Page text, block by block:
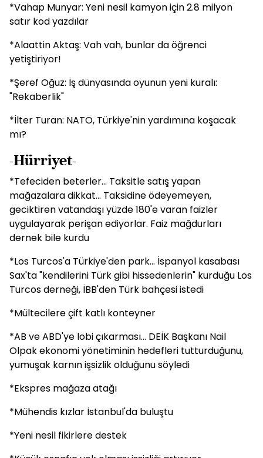
*Vahap Munyar: Yeni nesil kamyon için 2.8 milyon
satır kod yazdılar
*Alaattin Aktaş: Vah vah, bunlar da öğrenci
yetiştiriyor!
*Şeref Oğuz: İş dünyasında oyunun yeni kuralı:
"Rekaberlik"
*İlter Turan: NATO, Türkiye'nin yardımına koşacak
mı?
-Hürriyet-
*Tefeciden beterler... Taksitle satış yapan
mağazalara dikkat... Taksidine ödeyemeyen,
geciktiren vatandaşı yüzde 180'e varan faizler
uygulayarak perişan ediyorlar. Faiz mağdurları
dernek bile kurdu
*Los Turcos'a Türkiye'den park... İspanyol kasabası
Sax'ta "kendilerini Türk gibi hissedenlerin" kurduğu Los
Turcos derneği, İBB'den Türk bahçesi istedi
*Mültecilere çift katlı konteyner
*AB ve ABD'ye lobi çıkarması... DEİK Başkanı Nail
Olpak ekonomi yönetiminin hedefleri tutturduğunu,
yumuşak karnın işsizlik olduğunu söyledi
*Ekspres mağaza atağı
*Mühendis kızlar İstanbul'da buluştu
*Yeni nesil fikirlere destek